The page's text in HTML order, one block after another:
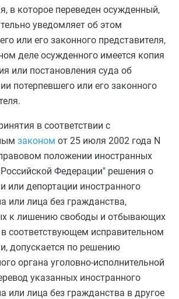
в которое переведен осужденный,
уведомляет об этом
или его законного представителя,
деле осужденного имеется копия
или постановления суда об
потерпевшего или его законного
в соответствии с
законом от 25 июля 2002 года N
положении иностранных
Федерации" решения о
или депортации иностранного
или лица без гражданства,
к лишению свободы и отбывающих
соответствующем исправительном
допускается по решению
органа уголовно-исполнительной
указанных иностранного
или лица без гражданства в другое